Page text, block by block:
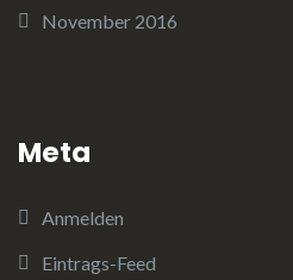
November 2016
Meta
Anmelden
Eintrags-Feed